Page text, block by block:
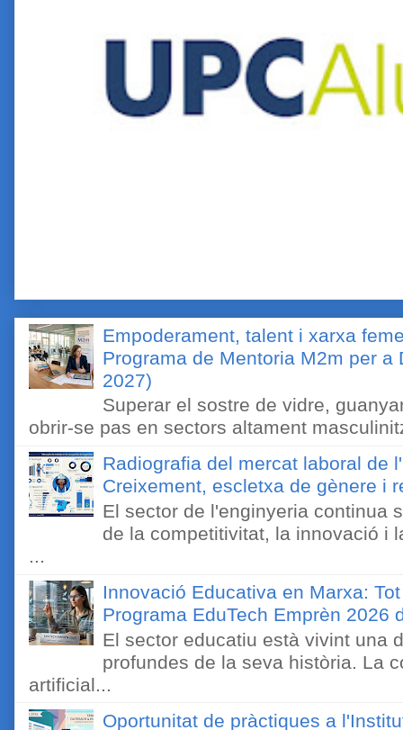
Empoderament, talent i xarxa
Programa de Mentoria M2m per
2027)
Superar el sostre de vidre,
obrir-se pas en sectors altament
Radiografia del mercat laboral de
Creixement, escletxa de gènere i
El sector de l'enginyeria continua
de la competitivitat, la innovació i
...
Innovació Educativa en Marxa:
Programa EduTech Emprèn 2026
El sector educatiu està vivint una
profundes de la seva història. La
artificial...
Oportunitat de pràctiques a